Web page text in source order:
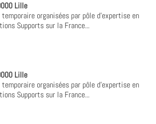
Lille
organisées par pôle d'expertise en
Supports sur la France...
Lille
organisées par pôle d'expertise en
Supports sur la France...